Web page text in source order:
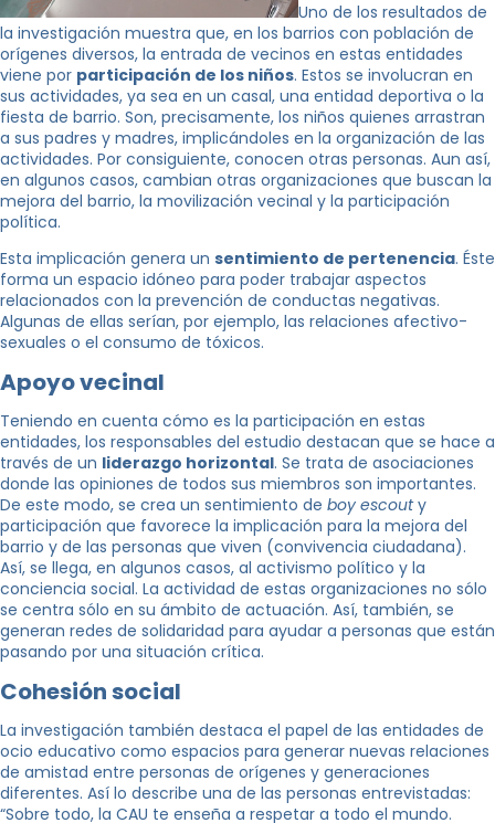
Uno de los resultados de
la investigación muestra que, en los barrios con población de
orígenes diversos, la entrada de vecinos en estas entidades
viene por participación de los niños. Estos se involucran en
sus actividades, ya sea en un casal, una entidad deportiva o la
fiesta de barrio. Son, precisamente, los niños quienes arrastran
a sus padres y madres, implicándoles en la organización de las
actividades. Por consiguiente, conocen otras personas. Aun así,
en algunos casos, cambian otras organizaciones que buscan la
mejora del barrio, la movilización vecinal y la participación
política.
Esta implicación genera un sentimiento de pertenencia. Éste
forma un espacio idóneo para poder trabajar aspectos
relacionados con la prevención de conductas negativas.
Algunas de ellas serían, por ejemplo, las relaciones afectivo-
sexuales o el consumo de tóxicos.
Apoyo vecinal
Teniendo en cuenta cómo es la participación en estas
entidades, los responsables del estudio destacan que se hace a
través de un liderazgo horizontal. Se trata de asociaciones
donde las opiniones de todos sus miembros son importantes.
De este modo, se crea un sentimiento de boy escouty
participación que favorece la implicación para la mejora del
barrio y de las personas que viven (convivencia ciudadana).
Así, se llega, en algunos casos, al activismo político y la
conciencia social. La actividad de estas organizaciones no sólo
se centra sólo en su ámbito de actuación. Así, también, se
generan redes de solidaridad para ayudar a personas que están
pasando por una situación crítica.
Cohesión social
La investigación también destaca el papel de las entidades de
ocio educativo como espacios para generar nuevas relaciones
de amistad entre personas de orígenes y generaciones
diferentes. Así lo describe una de las personas entrevistadas:
“Sobre todo, la CAU te enseña a respetar a todo el mundo.